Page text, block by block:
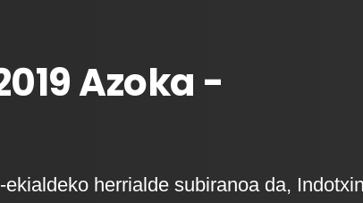
Azoka -
herrialde subiranoa da,